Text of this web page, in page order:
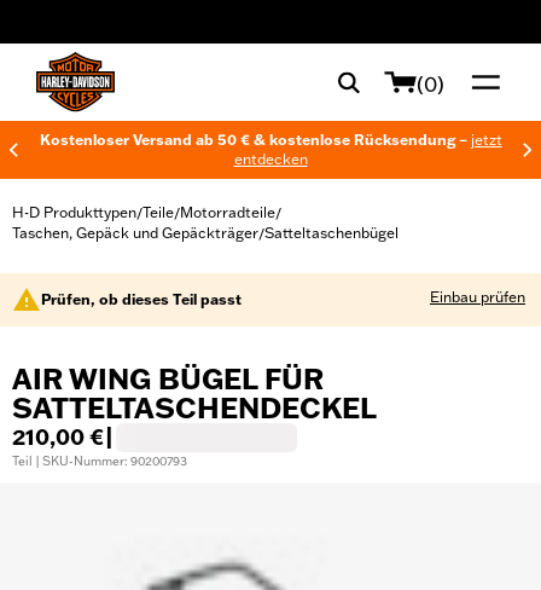
(0)
Kostenloser Versand ab 50 € & kostenlose Rücksendung – jetzt
entdecken
H-D Produkttypen/Teile/Motorradteile/
Taschen, Gepäck und Gepäckträger/Satteltaschenbügel
Prüfen, ob dieses Teil passt Einbau prüfen
AIR WING BÜGEL FÜR
SATTELTASCHENDECKEL
210,00 €
Teil | SKU-Nummer: 90200793